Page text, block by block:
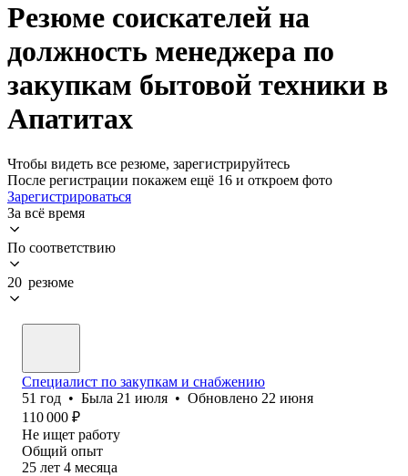
Резюме соискателей на
должность менеджера по
закупкам бытовой техники в
Апатитах
Чтобы видеть все резюме, зарегистрируйтесь
После регистрации покажем ещё 16 и откроем фото
Зарегистрироваться
За всё время
По соответствию
20 резюме
Специалист по закупкам и снабжению
51 год • Была 21 июля • Обновлено 22 июня
110 000 ₽
Не ищет работу
Общий опыт
25 лет 4 месяца